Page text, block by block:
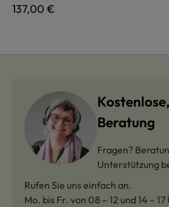
Regulärer Preis:
137,00 €
Beratung
Fragen?
Unterstützung
Rufen Sie uns einfach an.
Mo. bis Fr. von 08 – 12 und 14 – 17